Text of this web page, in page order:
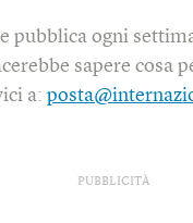
pubblica ogni
sapere cosa
a:
PUBBLICITÀ